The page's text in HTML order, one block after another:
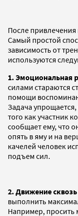
После
Самый простой
зависимость от
используются
1. Эмоциональная
силами стараются
помощи
Задача
того как участник
сообщает ему, что
опять в яму и на
качелей человек
подъем сил.
2. Движение сквозь
выполнить
Например, просить